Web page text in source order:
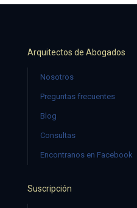
Arquitectos de Abogados
Nosotros
Preguntas frecuentes
Blog
Consultas
Encontranos en Facebook
Suscripción